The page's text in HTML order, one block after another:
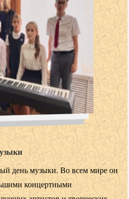
день музыки. Во всем мире он
концертными